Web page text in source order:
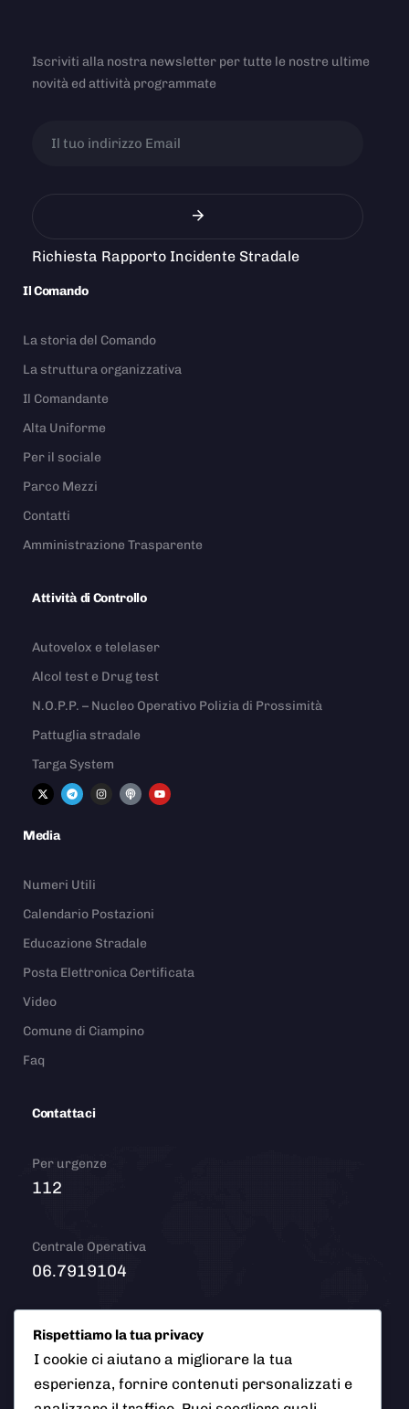
Iscriviti alla nostra newsletter per tutte le nostre ultime
novità ed attività programmate
Richiesta Rapporto Incidente Stradale
Il Comando
La storia del Comando
La struttura organizzativa
Il Comandante
Alta Uniforme
Per il sociale
Parco Mezzi
Contatti
Amministrazione Trasparente
Attività di Controllo
Autovelox e telelaser
Alcol test e Drug test
N.O.P.P. – Nucleo Operativo Polizia di Prossimità
Pattuglia stradale
Targa System
Media
Numeri Utili
Calendario Postazioni
Educazione Stradale
Posta Elettronica Certificata
Video
Comune di Ciampino
Faq
Contattaci
Per urgenze
112
Centrale Operativa
06.7919104
Email
info@polizialocaleciampino.it
Rispettiamo la tua privacy
I cookie ci aiutano a migliorare la tua
esperienza, fornire contenuti personalizzati e